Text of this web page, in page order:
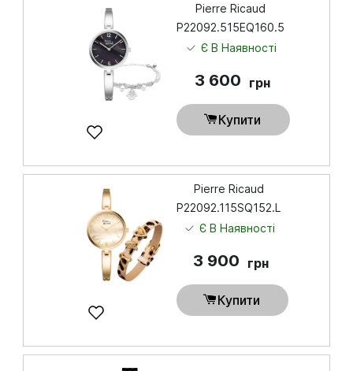
Pierre Ricaud
P22092.515EQ160.5
Є В Наявності
3 600 грн
Купити
Pierre Ricaud
P22092.115SQ152.L
Є В Наявності
3 900 грн
Купити